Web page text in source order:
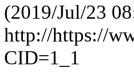
(2019/Jul/23
http://https://
CID=1_1